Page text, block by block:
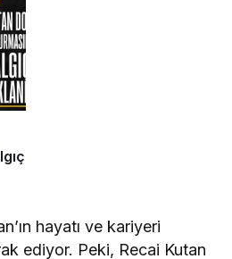
hayatı ve kariyeri
ediyor. Peki, Recai Kutan